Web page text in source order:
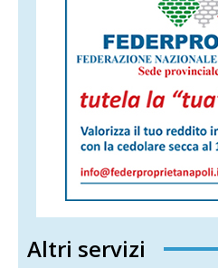
Altri servizi